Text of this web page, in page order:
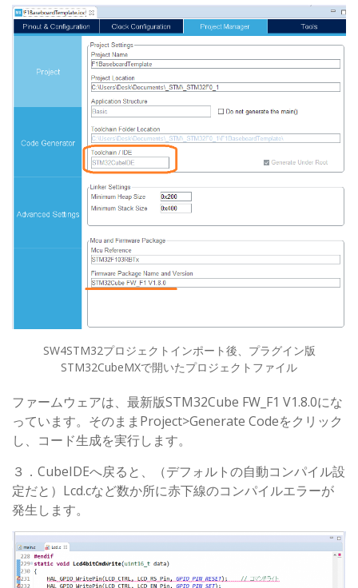
SW4STM32プロジェクトインポート後、プラグイン版
STM32CubeMXで開いたプロジェクトファイル
ファームウェアは、最新版STM32Cube FW_F1 V1.8.0にな
っています。そのままProject>Generate Codeをクリック
し、コード生成を実行します。
３．CubeIDEへ戻ると、（デフォルトの自動コンパイル設
定だと）Lcd.cなど数か所に赤下線のコンパイルエラーが
発生します。